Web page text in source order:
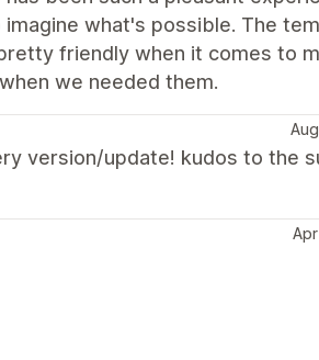
what's possible. The
friendly when it comes to
we needed them.
version/update! kudos to the